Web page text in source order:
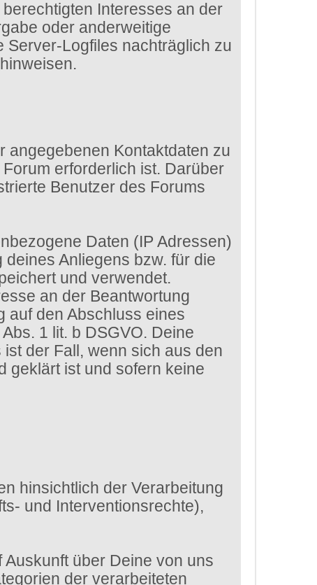
Interesses an der
oder anderweitige
Server-Logfiles nachträglich zu
angegebenen Kontaktdaten zu
erforderlich ist. Darüber
Benutzer des Forums
Daten (IP Adressen)
Anliegens bzw. für die
und verwendet.
an der Beantwortung
auf den Abschluss eines
1 lit. b DSGVO. Deine
der Fall, wenn sich aus den
geklärt ist und sofern keine
hinsichtlich der Verarbeitung
und Interventionsrechte),
über Deine von uns
der verarbeiteten